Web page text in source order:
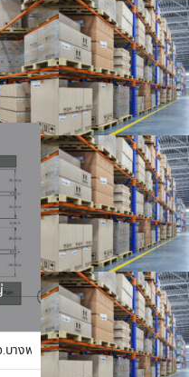
.บางพลี จ.สมุทรปราการ 300 ตรม.